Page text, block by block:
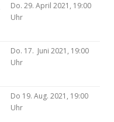
Do. 29. April 2021, 19:00
Uhr
Do. 17. Juni 2021, 19:00
Uhr
Do 19. Aug. 2021, 19:00
Uhr